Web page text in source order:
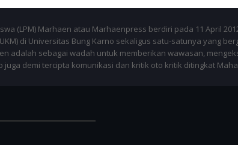
(LPM) Marhaen atau Marhaenpress berdiri pada 11 April
di Universitas Bung Karno sekaligus satu-satunya yang
adalah sebagai wadah untuk memberikan wawasan,
juga demi tercipta komunikasi dan kritik oto kritik ditingkat